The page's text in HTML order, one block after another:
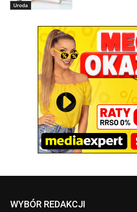
Uroda
WYBÓR REDAKCJI